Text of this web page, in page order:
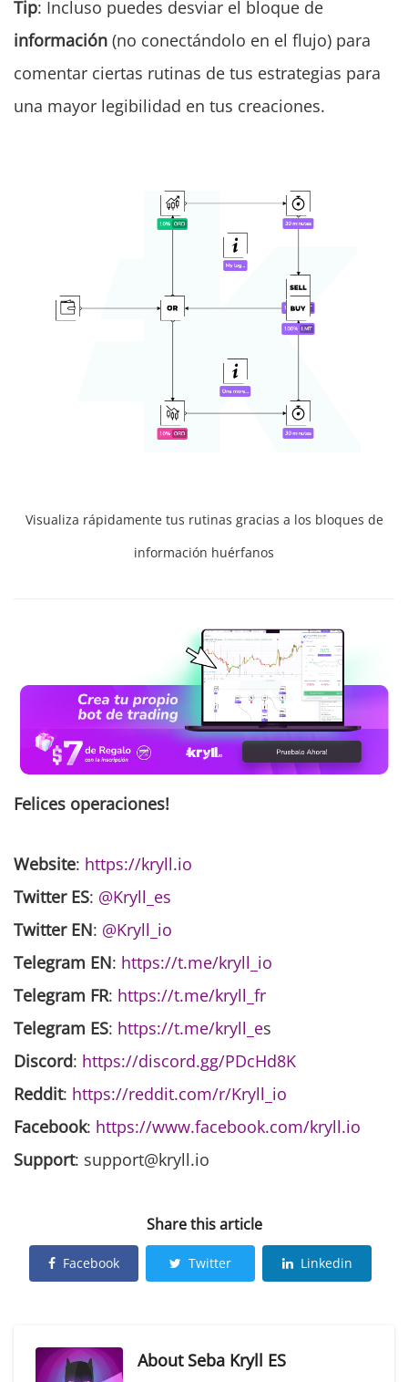
Tip: Incluso puedes desviar el bloque de
información (no conectándolo en el flujo) para
comentar ciertas rutinas de tus estrategias para
una mayor legibilidad en tus creaciones.
Visualiza rápidamente tus rutinas gracias a los bloques de
información huérfanos
Felices operaciones!
Website: https://kryll.io
Twitter ES: @Kryll_es
Twitter EN: @Kryll_io
Telegram EN: https://t.me/kryll_io
Telegram FR: https://t.me/kryll_fr
Telegram ES: https://t.me/kryll_es
Discord: https://discord.gg/PDcHd8K
Reddit: https://reddit.com/r/Kryll_io
Facebook: https://www.facebook.com/kryll.io
Support: support@kryll.io
Share this article
Facebook Twitter Linkedin
About Seba Kryll ES